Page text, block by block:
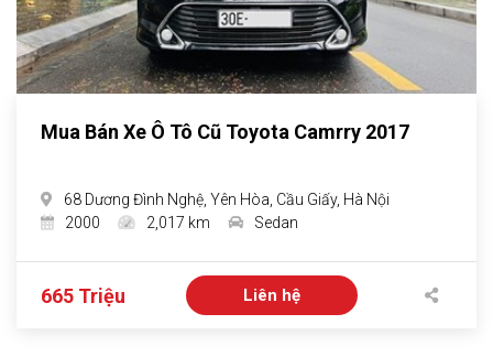
Mua Bán Xe Ô Tô Cũ Toyota Camrry 2017
68 Dương Đình Nghệ, Yên Hòa, Cầu Giấy, Hà Nội
2000
2,017 km Sedan
665 Triệu Liên hệ